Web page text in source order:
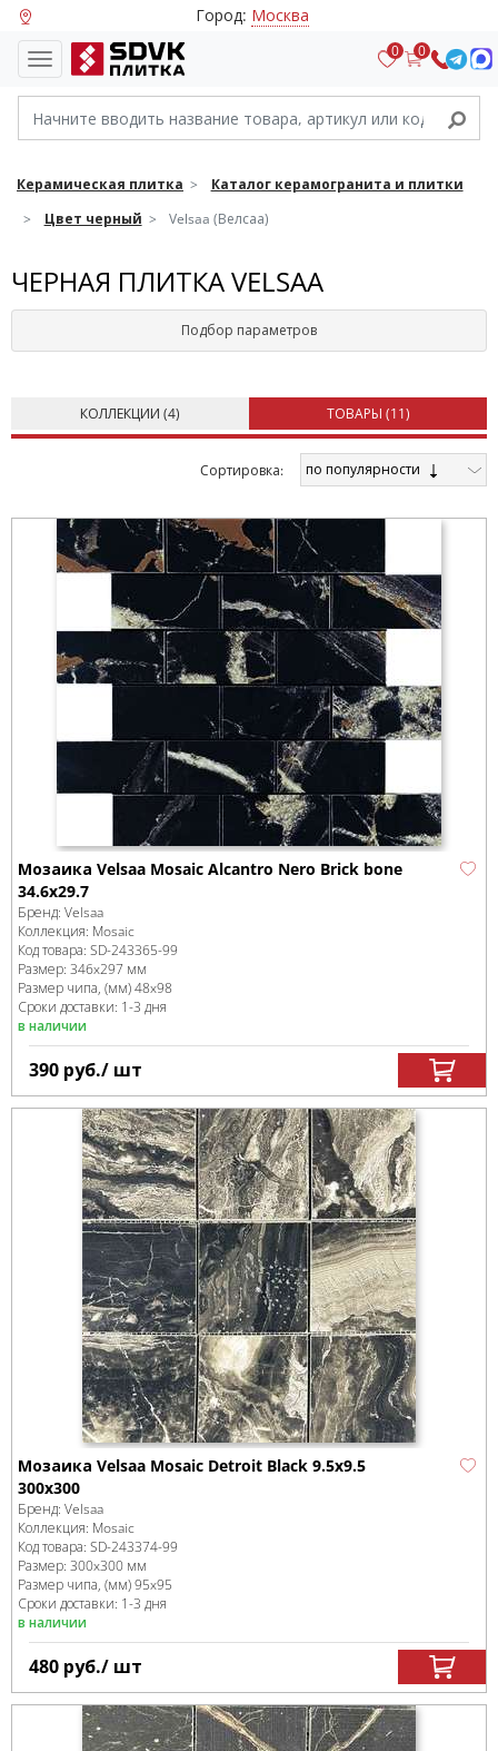
Город: Москва
0 0
Керамическая плитка
Каталог керамогранита и плитки
Цвет черный
Velsaa (Велсаа)
ЧЕРНАЯ ПЛИТКА VELSAA
Подбор параметров
КОЛЛЕКЦИИ (4) ТОВАРЫ (11)
Cортировка: по популярности
Мозаика Velsaa Mosaic Alcantro Nero Brick bone
34.6x29.7
Бренд: Velsaa
Коллекция: Mosaic
Код товара: SD-243365-99
Размер: 346x297 мм
Размер чипа, (мм)48x98
Сроки доставки: 1-3 дня
в наличии
390 руб./ шт
Мозаика Velsaa Mosaic Detroit Black 9.5х9.5
300x300
Бренд: Velsaa
Коллекция: Mosaic
Код товара: SD-243374-99
Размер: 300x300 мм
Размер чипа, (мм)95x95
Сроки доставки: 1-3 дня
в наличии
480 руб./ шт